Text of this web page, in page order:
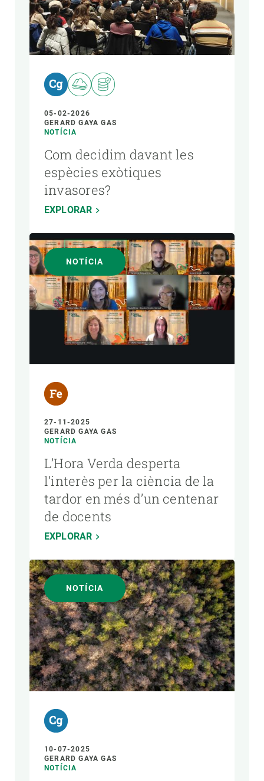
05-02-2026
GERARD GAYA GAS
NOTÍCIA
Com decidim davant les
espècies exòtiques
invasores?
EXPLORAR
NOTÍCIA
27-11-2025
GERARD GAYA GAS
NOTÍCIA
L’Hora Verda desperta
l’interès per la ciència de la
tardor en més d’un centenar
de docents
EXPLORAR
NOTÍCIA
10-07-2025
GERARD GAYA GAS
NOTÍCIA